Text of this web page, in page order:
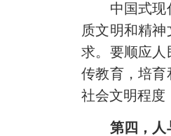
中国式现代
质文明和精
求。要顺应人
传教育，培育
社会文明程度
第四，人